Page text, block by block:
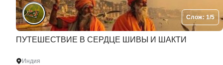
Слож: 1/5
ПУТЕШЕСТВИЕ В СЕРДЦЕ ШИВЫ И ШАКТИ
Индия